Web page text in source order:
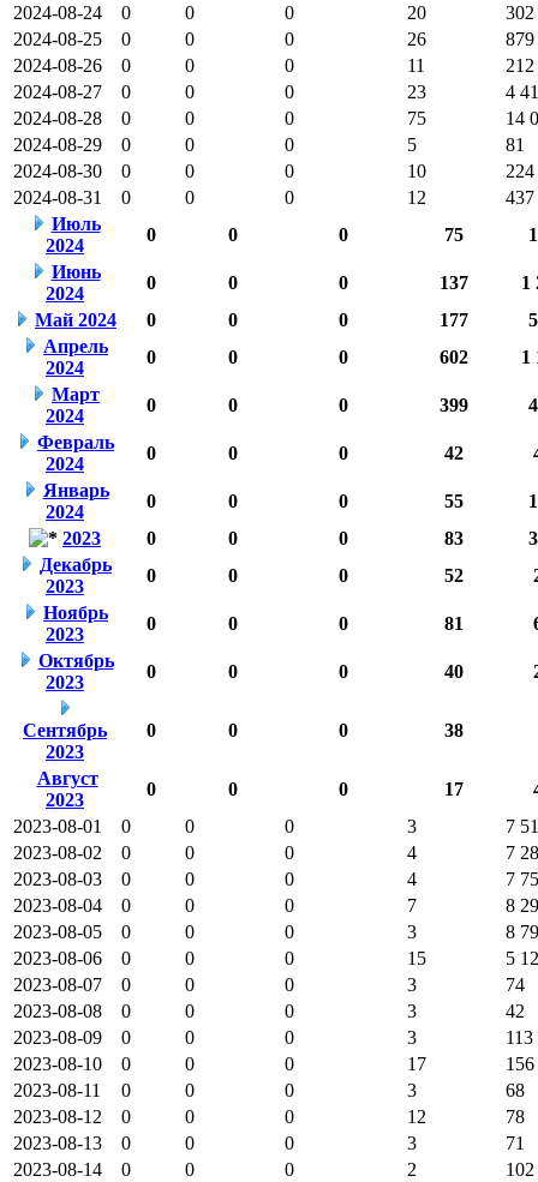
2024-08-24
0 0 0 20
302
2024-08-25
0 0 0 26
879
2024-08-26
0 0 0 11
212
2024-08-27
0 0 0 23
4
2024-08-28
0 0 0 75
14
2024-08-29
0 0 0 5
81
2024-08-30
0 0 0 10
224
2024-08-31
0 0 0 12
437
Июль
2024
0 0 0 75
Июнь
2024
0 0 0 137
1
Май 2024
0 0 0 177
Апрель
2024
0 0 0 602
1
Март
2024
0 0 0 399
Февраль
2024
0 0 0 42
Январь
2024
0 0 0 55
2023
0 0 0 83
Декабрь
2023
0 0 0 52
Ноябрь
2023
0 0 0 81
Октябрь
2023
0 0 0 40
Сентябрь
2023
0 0 0 38
Август
2023
0 0 0 17
2023-08-01
0 0 0 3
7
2023-08-02
0 0 0 4
7
2023-08-03
0 0 0 4
7
2023-08-04
0 0 0 7
8
2023-08-05
0 0 0 3
8
2023-08-06
0 0 0 15
5
2023-08-07
0 0 0 3
74
2023-08-08
0 0 0 3
42
2023-08-09
0 0 0 3
113
2023-08-10
0 0 0 17
156
2023-08-11
0 0 0 3
68
2023-08-12
0 0 0 12
78
2023-08-13
0 0 0 3
71
2023-08-14
0 0 0 2 102